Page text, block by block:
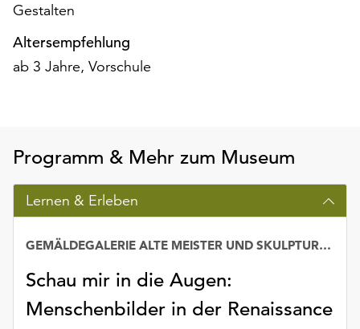
am
Ende
Seite
Einstellungen“
zur
Verfügung.
Funktionale
Cookies
werden
ohne
Einverständnis
Gestalten
Altersempfehlung
ab 3 Jahre, Vorschule
Programm & Mehr zum Museum
Lernen & Erleben
Schau mir in die Augen:
Menschenbilder in der Renaissance
GEMÄLDEGALERIE ALTE MEISTER UND SKULPTURENSAMMLUNG BIS 1800